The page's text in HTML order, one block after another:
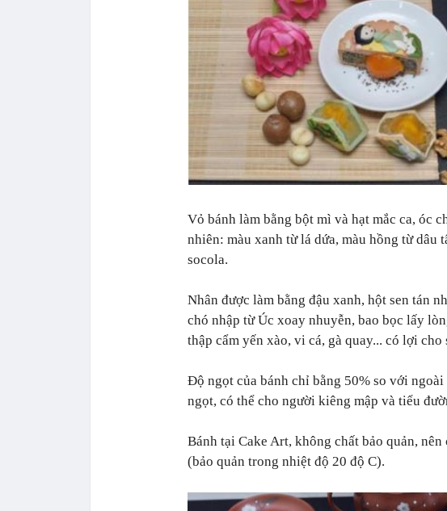
Vỏ bánh làm bằng bột mì và hạt mắc ca, óc
nhiên: màu xanh từ lá dứa, màu hồng từ dâu
socola.
Nhân được làm bằng đậu xanh, hột sen tán
chó nhập từ Úc xoay nhuyễn, bao bọc lấy
thập cẩm yến xào, vi cá, gà quay... có lợi cho
Độ ngọt của bánh chỉ bằng 50% so với
ngọt, có thể cho người kiêng mập và tiểu
Bánh tại Cake Art, không chất bảo quản,
(bảo quản trong nhiệt độ 20 độ C).